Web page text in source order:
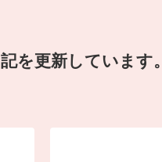
を更新しています。